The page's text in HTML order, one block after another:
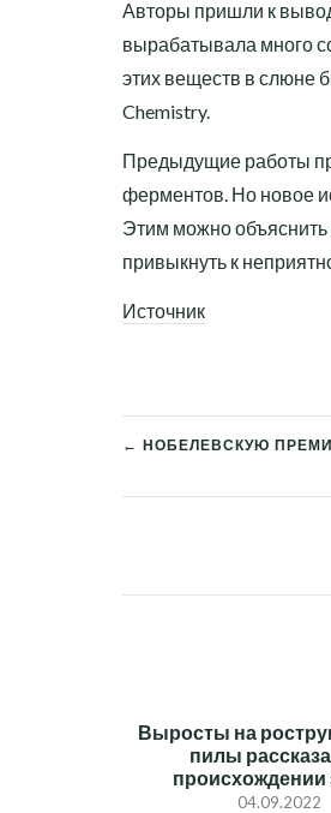
Авторы пришли к
вырабатывала много
этих веществ в слюне
Chemistry.
Предыдущие работы
ферментов. Но новое
Этим можно
привыкнуть к
Источник
← НОБЕЛЕВСКУЮ
Выросты на
пилы
происхождении
04.09.2022